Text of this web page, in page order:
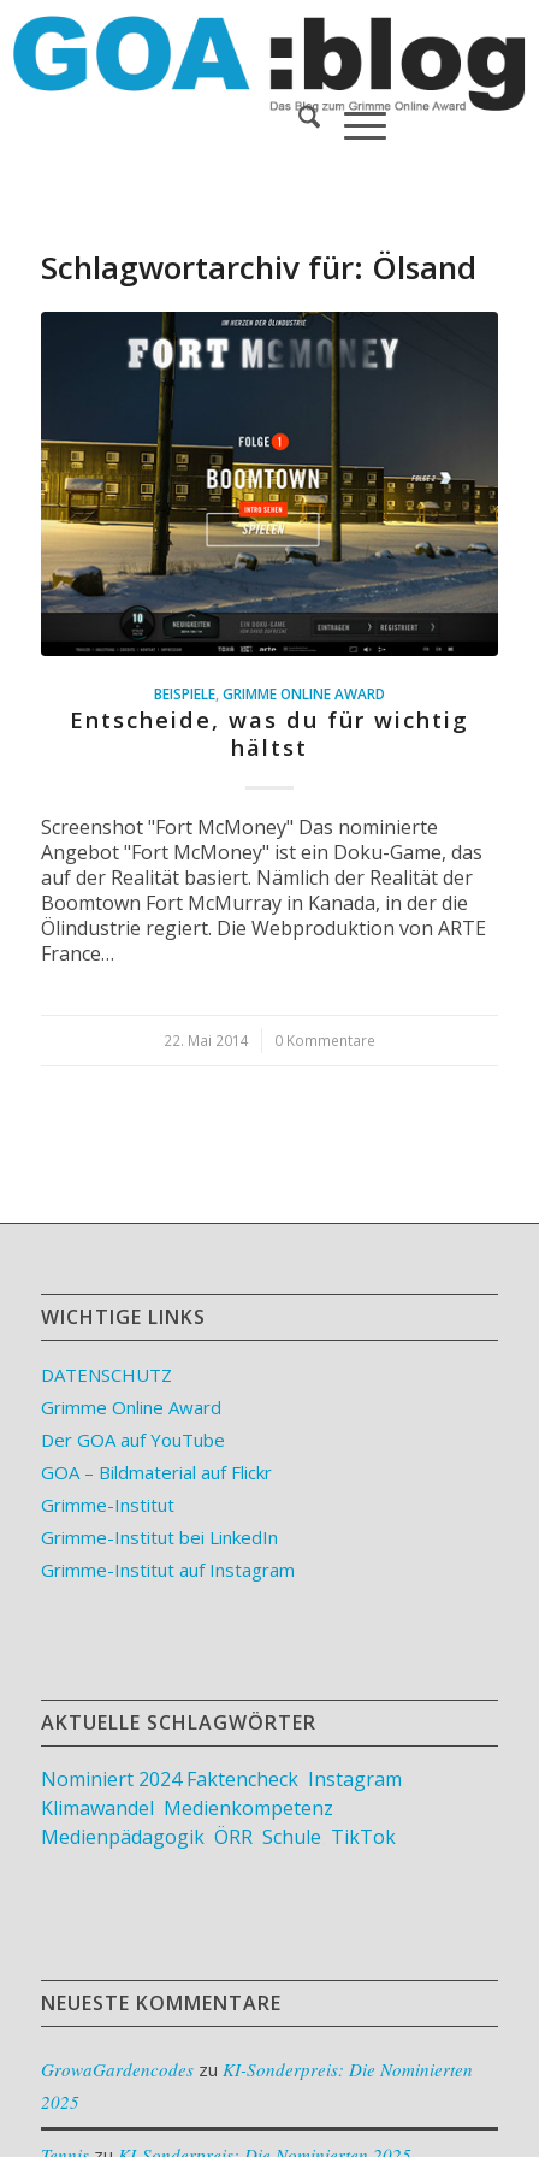
Schlagwortarchiv für: Ölsand
BEISPIELE, GRIMME ONLINE AWARD
Entscheide, was du für wichtig
hältst
Screenshot "Fort McMoney" Das nominierte
Angebot "Fort McMoney" ist ein Doku-Game, das
auf der Realität basiert. Nämlich der Realität der
Boomtown Fort McMurray in Kanada, in der die
Ölindustrie regiert. Die Webproduktion von ARTE
France…
22. Mai 2014 0 Kommentare
WICHTIGE LINKS
DATENSCHUTZ
Grimme Online Award
Der GOA auf YouTube
GOA – Bildmaterial auf Flickr
Grimme-Institut
Grimme-Institut bei LinkedIn
Grimme-Institut auf Instagram
AKTUELLE SCHLAGWÖRTER
Nominiert 2024 Faktencheck, Instagram
Klimawandel Medienkompetenz
Medienpädagogik, ÖRR, Schule TikTok
NEUESTE KOMMENTARE
GrowaGardencodeszu KI-Sonderpreis: Die Nominierten
2025